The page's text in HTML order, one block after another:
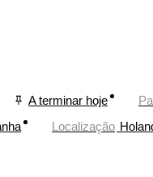
A terminar hoje
Localização